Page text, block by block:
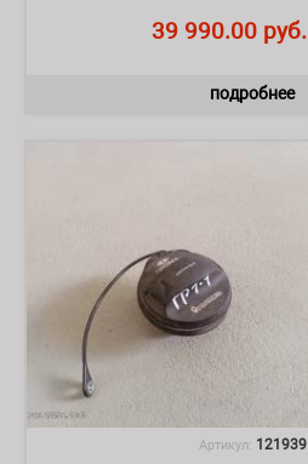
39 990.00 руб.
подробнее
Артикул: 121939